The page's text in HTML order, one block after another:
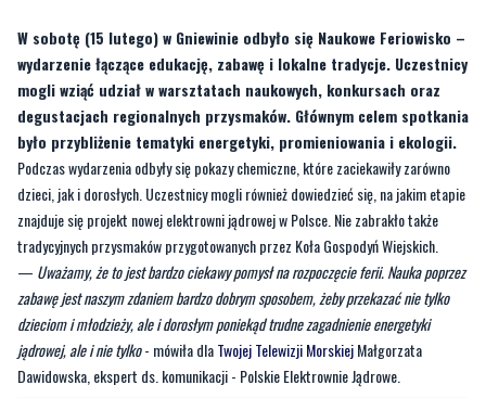
W sobotę (15 lutego) w Gniewinie odbyło się Naukowe Feriowisko –
wydarzenie łączące edukację, zabawę i lokalne tradycje. Uczestnicy
mogli wziąć udział w warsztatach naukowych, konkursach oraz
degustacjach regionalnych przysmaków. Głównym celem spotkania
było przybliżenie tematyki energetyki, promieniowania i ekologii.
Podczas wydarzenia odbyły się pokazy chemiczne, które zaciekawiły zarówno
dzieci, jak i dorosłych. Uczestnicy mogli również dowiedzieć się, na jakim etapie
znajduje się projekt nowej elektrowni jądrowej w Polsce. Nie zabrakło także
tradycyjnych przysmaków przygotowanych przez Koła Gospodyń Wiejskich.
— Uważamy, że to jest bardzo ciekawy pomysł na rozpoczęcie ferii. Nauka poprzez
zabawę jest naszym zdaniem bardzo dobrym sposobem, żeby przekazać nie tylko
dzieciom i młodzieży, ale i dorosłym poniekąd trudne zagadnienie energetyki
jądrowej, ale i nie tylko- mówiła dlaTwojej Telewizji MorskiejMałgorzata
Dawidowska, ekspert ds. komunikacji - Polskie Elektrownie Jądrowe.